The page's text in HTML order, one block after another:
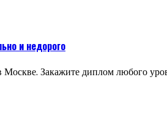
и недорого
Закажите диплом любого